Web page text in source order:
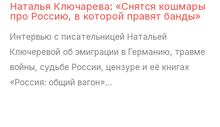
Наталья Ключарева: «Снятся кошмары
про Россию, в которой правят банды»
Интервью с писательницей Натальей
Ключеревой об эмиграции в Германию, травме
войны, судьбе России, цензуре и её книгах
«Россия: общий вагон»…